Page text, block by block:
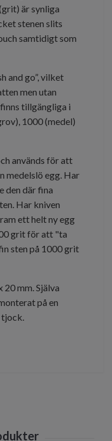
är synliga
stenen slits
samtidigt som
and go”, vilket
men utan
tillgängliga i
1000 (medel)
används för att
medelslö egg. Har
den där fina
Har kniven
ett helt ny egg
grit för att "ta
sten på 1000 grit
20 mm. Själva
på en